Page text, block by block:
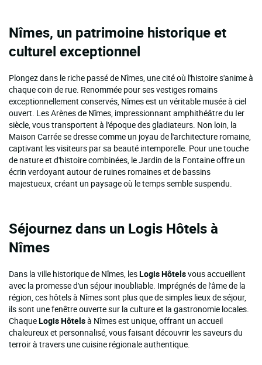
Nîmes, un patrimoine historique et
culturel exceptionnel
Plongez dans le riche passé de Nîmes, une cité où l'histoire s'anime à
chaque coin de rue. Renommée pour ses vestiges romains
exceptionnellement conservés, Nîmes est un véritable musée à ciel
ouvert. Les Arènes de Nîmes, impressionnant amphithéâtre du Ier
siècle, vous transportent à l'époque des gladiateurs. Non loin, la
Maison Carrée se dresse comme un joyau de l'architecture romaine,
captivant les visiteurs par sa beauté intemporelle. Pour une touche
de nature et d'histoire combinées, le Jardin de la Fontaine offre un
écrin verdoyant autour de ruines romaines et de bassins
majestueux, créant un paysage où le temps semble suspendu.
Séjournez dans un Logis Hôtelsà
Nîmes
Dans la ville historique de Nîmes, lesLogis Hôtelsvous accueillent
avec la promesse d'un séjour inoubliable. Imprégnés de l'âme de la
région, ces hôtels à Nîmes sont plus que de simples lieux de séjour,
ils sont une fenêtre ouverte sur la culture et la gastronomie locales.
ChaqueLogis Hôtelsà Nîmes est unique, offrant un accueil
chaleureux et personnalisé, vous faisant découvrir les saveurs du
terroir à travers une cuisine régionale authentique.